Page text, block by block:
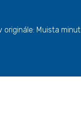
originále: Muista minut